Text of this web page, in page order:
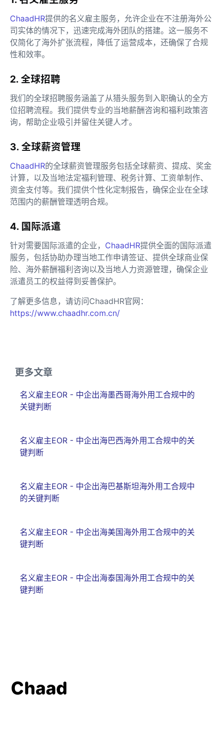
ChaadHR提供的名义雇主服务，允许企业在不注册海外公
司实体的情况下，迅速完成海外团队的搭建。这一服务不
仅简化了海外扩张流程，降低了运营成本，还确保了合规
性和效率。
2. 全球招聘
我们的全球招聘服务涵盖了从猎头服务到入职确认的全方
位招聘流程。我们提供专业的当地薪酬咨询和福利政策咨
询，帮助企业吸引并留住关键人才。
3. 全球薪资管理
ChaadHR的全球薪资管理服务包括全球薪资、提成、奖金
计算，以及当地法定福利管理、税务计算、工资单制作、
资金支付等。我们提供个性化定制报告，确保企业在全球
范围内的薪酬管理透明合规。
4. 国际派遣
针对需要国际派遣的企业， ChaadHR提供全面的国际派遣
服务，包括协助办理当地工作申请签证、提供全球商业保
险、海外薪酬福利咨询以及当地人力资源管理，确保企业
派遣员工的权益得到妥善保护。
了解更多信息，请访问ChaadHR官网：
https://www.chaadhr.com.cn/
更多文章
名义雇主EOR - 中企出海墨西哥海外用工合规中的
关键判断
名义雇主EOR - 中企出海巴西海外用工合规中的关
键判断
名义雇主EOR - 中企出海巴基斯坦海外用工合规中
的关键判断
名义雇主EOR - 中企出海美国海外用工合规中的关
键判断
名义雇主EOR - 中企出海泰国海外用工合规中的关
键判断